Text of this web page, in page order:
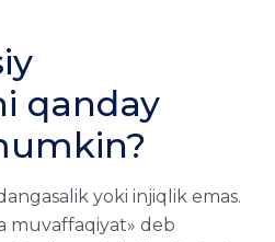
qanday
yoki injiqlik emas.
muvaffaqiyat» deb